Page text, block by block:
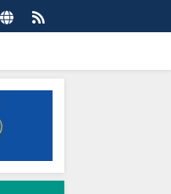
da Vazgeçilmez